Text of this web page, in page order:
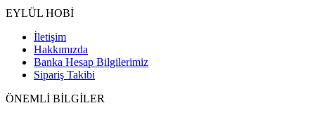
EYLÜL HOBİ
İletişim
Hakkımızda
Banka Hesap Bilgilerimiz
Sipariş Takibi
ÖNEMLİ BİLGİLER